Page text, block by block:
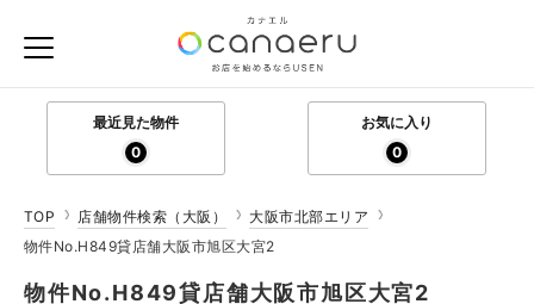
最近見た物件
0
お気に入り
0
TOP 店舗物件検索（大阪）
大阪市北部エリア
物件No.H849貸店舗大阪市旭区大宮2
物件No.H849貸店舗大阪市旭区大宮2